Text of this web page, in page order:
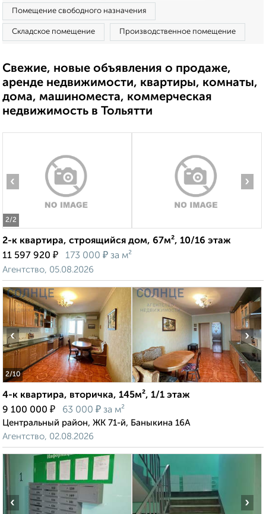
Помещение свободного назначения
Складское помещение Производственное помещение
Свежие, новые объявления о продаже,
аренде недвижимости, квартиры, комнаты,
дома, машиноместа, коммерческая
недвижимость в Тольятти
2/2
‹ ›
2-к квартира, строящийся дом, 67м², 10/16 этаж
11 597 920 ₽ 173 000 ₽ за м²
Агентство, 05.08.2026
2/10
‹ ›
4-к квартира, вторичка, 145м², 1/1 этаж
9 100 000 ₽ 63 000 ₽ за м²
Центральный район, ЖК 71-й, Баныкина 16А
Агентство, 02.08.2026
‹ ›